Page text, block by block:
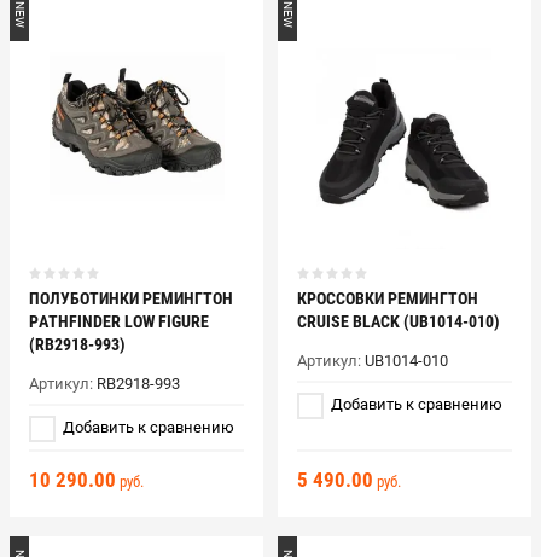
NEW
ПОЛУБОТИНКИ РЕМИНГТОН
PATHFINDER LOW FIGURE
(RB2918-993)
Артикул: RB2918-993
Добавить к сравнению
10 290.00 руб.
NEW
КРОССОВКИ РЕМИНГТОН
СRUISE BLACK (UB1014-010)
Артикул:UB1014-010
Добавить к сравнению
5 490.00 руб.